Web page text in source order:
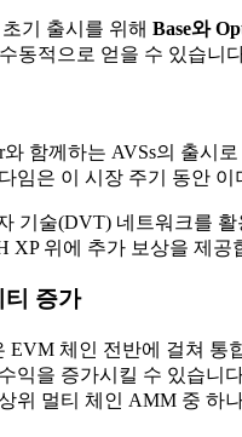
기 출시를 위해 Base와
동적으로 얻을 수 있습니
와 함께하는 AVSs의 출
임은 이 시장 주기 동안
기술(DVT) 네트워크를
XP 위에 추가 보상을 제공
티 증가
EVM 체인 전반에 걸쳐
익을 증가시킬 수 있습니
위 멀티 체인 AMM 중 하